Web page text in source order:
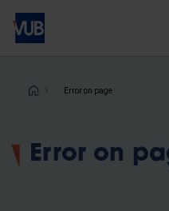
Skip
main
Error on page
Error on